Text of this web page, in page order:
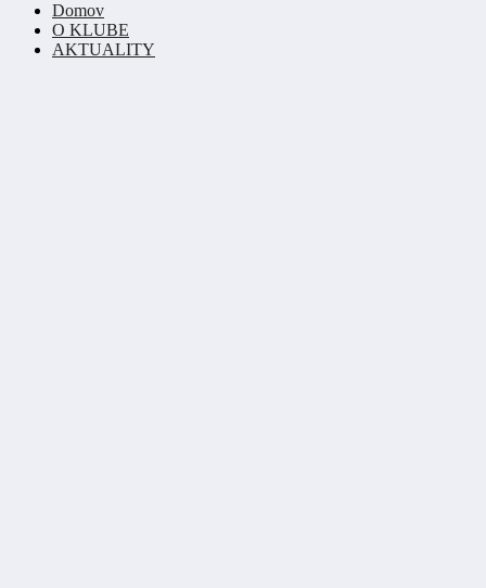
Domov
O KLUBE
AKTUALITY